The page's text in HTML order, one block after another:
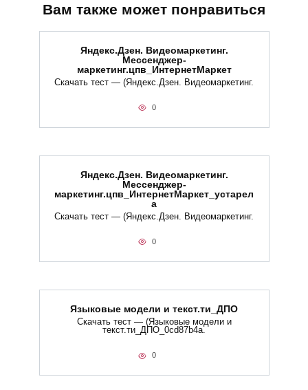
Вам также может понравиться
Яндекс.Дзен. Видеомаркетинг.
Мессенджер-
маркетинг.цпв_ИнтернетМаркет
Скачать тест — (Яндекс.Дзен. Видеомаркетинг.
0
Яндекс.Дзен. Видеомаркетинг.
Мессенджер-
маркетинг.цпв_ИнтернетМаркет_устарел
а
Скачать тест — (Яндекс.Дзен. Видеомаркетинг.
0
Языковые модели и текст.ти_ДПО
Скачать тест — (Языковые модели и
текст.ти_ДПО_0cd87b4a.
0